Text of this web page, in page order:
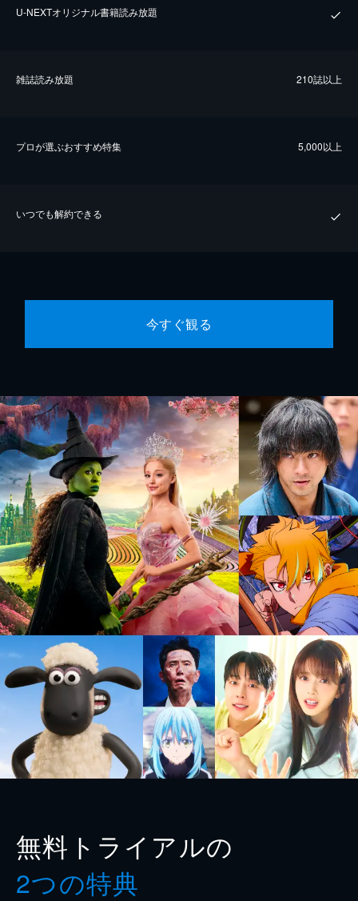
U-NEXTオリジナル書籍読み放題
雑誌読み放題 210誌以上
プロが選ぶおすすめ特集 5,000以上
いつでも解約できる
今すぐ観る
無料トライアルの
2つの特典